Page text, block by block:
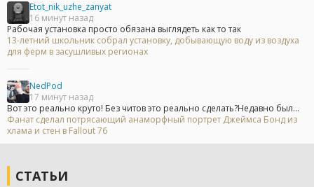
Etot_nik_uzhe_zanyat
16 минут назад
Рабочая установка просто обязана выглядеть как то так
13-летний школьник собрал установку, добывающую воду из воздуха
для ферм в засушливых регионах
NedPod
17 минут назад
Вот это реально круто! Без читов это реально сделать?Недавно был...
Фанат сделал потрясающий анаморфный портрет Джеймса Бонд из
хлама и стен в Fallout 76
СТАТЬИ